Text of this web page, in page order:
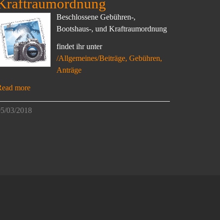
Beschlossene Gebühren-,
Bootshaus-, und Kraftraumordnung
findet ihr unter
/Allgemeines/Beiträge, Gebühren,
Anträge
more
03/2018